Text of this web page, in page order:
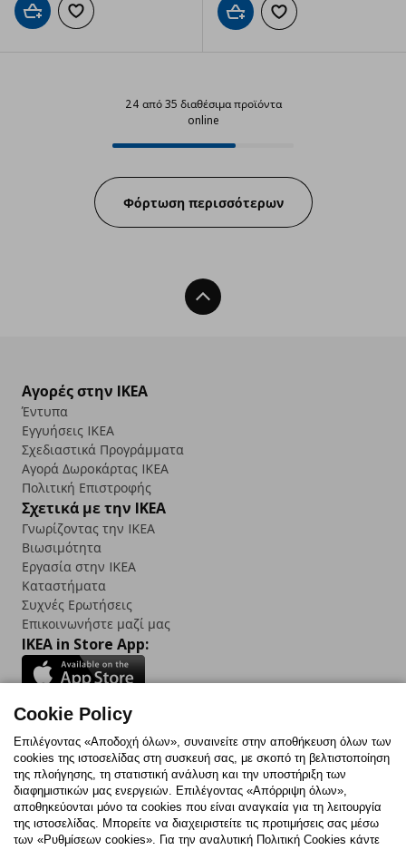
Προσθήκη στο καλάθι
Προσθήκη στα αγαπημένα Προσθήκη στο καλάθι
Προσθήκη στα
24 από 35 διαθέσιμα προϊόντα
online
Progress:
Φόρτωση περισσότερων
Back To Top
Αγορές στην IKEA
Έντυπα
Εγγυήσεις IKEA
Σχεδιαστικά Προγράμματα
Αγορά Δωρoκάρτας IKEA
Πολιτική Επιστροφής
Σχετικά με την IKEA
Γνωρίζοντας την IKEA
Βιωσιμότητα
Εργασία στην IKEA
Καταστήματα
Συχνές Ερωτήσεις
Επικοινωνήστε μαζί μας
IKEA in Store App:
Follow us:
FacebookInstagram
TikTokYoutubePinterestTwitter
Cookie Policy
Επιλέγοντας «Αποδοχή όλων», συναινείτε στην αποθήκευση όλων των
cookies της ιστοσελίδας στη συσκευή σας, με σκοπό τη βελτιστοποίηση
της πλοήγησης, τη στατιστική ανάλυση και την υποστήριξη των
διαφημιστικών μας ενεργειών. Επιλέγοντας «Απόρριψη όλων»,
αποθηκεύονται μόνο τα cookies που είναι αναγκαία για τη λειτουργία
της ιστοσελίδας. Μπορείτε να διαχειριστείτε τις προτιμήσεις σας μέσω
των «Ρυθμίσεων cookies». Για την αναλυτική Πολιτική Cookies κάντε